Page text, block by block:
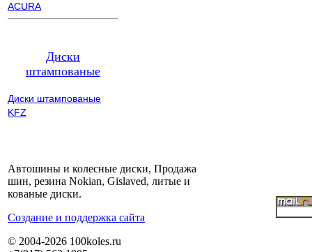
ACURA
Диски
штампованые
Диски штампованые
KFZ
Автошины и колесные диски, Продажа
шин, резина Nokian, Gislaved, литые и
кованые диски.
Cоздание и поддержка сайта
© 2004-2026 100koles.ru